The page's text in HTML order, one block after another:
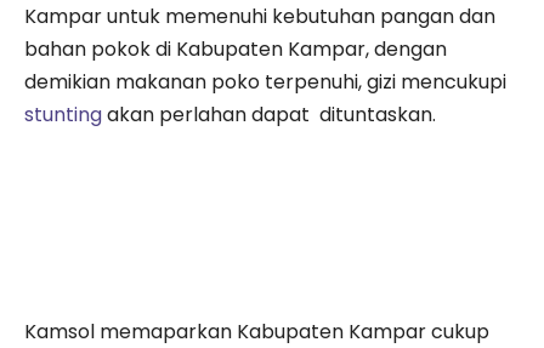
Kampar untuk memenuhi kebutuhan pangan dan
bahan pokok di Kabupaten Kampar, dengan
demikian makanan poko terpenuhi, gizi mencukupi
stuntingakan perlahan dapat dituntaskan.
Kamsol memaparkan Kabupaten Kampar cukup